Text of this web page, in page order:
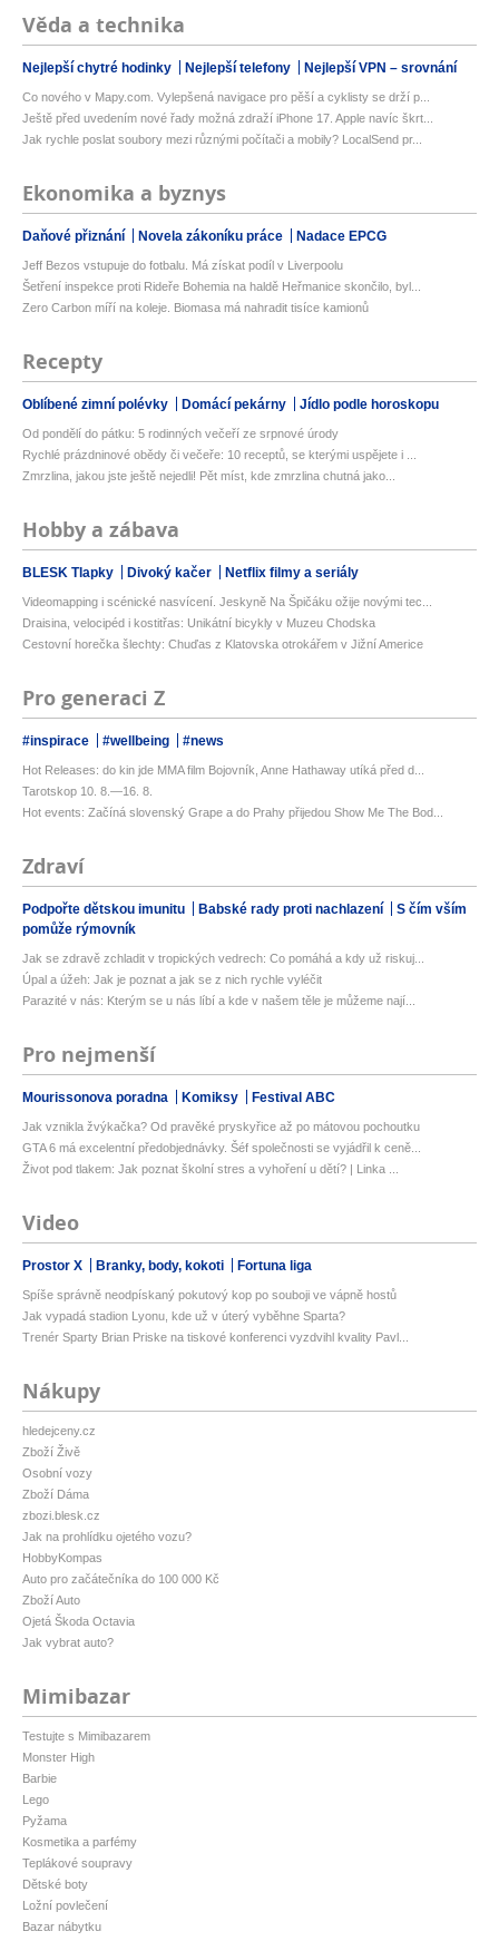
Věda a technika
Nejlepší chytré hodinky Nejlepší telefony Nejlepší VPN – srovnání
Co nového v Mapy.com. Vylepšená navigace pro pěší a cyklisty se drží p...
Ještě před uvedením nové řady možná zdraží iPhone 17. Apple navíc škrt...
Jak rychle poslat soubory mezi různými počítači a mobily? LocalSend pr...
Ekonomika a byznys
Daňové přiznání Novela zákoníku práce Nadace EPCG
Jeff Bezos vstupuje do fotbalu. Má získat podíl v Liverpoolu
Šetření inspekce proti Rideře Bohemia na haldě Heřmanice skončilo, byl...
Zero Carbon míří na koleje. Biomasa má nahradit tisíce kamionů
Recepty
Oblíbené zimní polévky Domácí pekárny Jídlo podle horoskopu
Od pondělí do pátku: 5 rodinných večeří ze srpnové úrody
Rychlé prázdninové obědy či večeře: 10 receptů, se kterými uspějete i ...
Zmrzlina, jakou jste ještě nejedli! Pět míst, kde zmrzlina chutná jako...
Hobby a zábava
BLESK Tlapky Divoký kačer Netflix filmy a seriály
Videomapping i scénické nasvícení. Jeskyně Na Špičáku ožije novými tec...
Draisina, velocipéd i kostitřas: Unikátní bicykly v Muzeu Chodska
Cestovní horečka šlechty: Chuďas z Klatovska otrokářem v Jižní Americe
Pro generaci Z
#inspirace #wellbeing #news
Hot Releases: do kin jde MMA film Bojovník, Anne Hathaway utíká před d...
Tarotskop 10. 8.—16. 8.
Hot events: Začíná slovenský Grape a do Prahy přijedou Show Me The Bod...
Zdraví
Podpořte dětskou imunitu Babské rady proti nachlazení
S čím vším
pomůže rýmovník
Jak se zdravě zchladit v tropických vedrech: Co pomáhá a kdy už riskuj...
Úpal a úžeh: Jak je poznat a jak se z nich rychle vyléčit
Parazité v nás: Kterým se u nás líbí a kde v našem těle je můžeme nají...
Pro nejmenší
Mourissonova poradna Komiksy Festival ABC
Jak vznikla žvýkačka? Od pravěké pryskyřice až po mátovou pochoutku
GTA 6 má excelentní předobjednávky. Šéf společnosti se vyjádřil k ceně...
Život pod tlakem: Jak poznat školní stres a vyhoření u dětí? | Linka ...
Video
Prostor X Branky, body, kokoti Fortuna liga
Spíše správně neodpískaný pokutový kop po souboji ve vápně hostů
Jak vypadá stadion Lyonu, kde už v úterý vyběhne Sparta?
Trenér Sparty Brian Priske na tiskové konferenci vyzdvihl kvality Pavl...
Nákupy
hledejceny.cz
Zboží Živě
Osobní vozy
Zboží Dáma
zbozi.blesk.cz
Jak na prohlídku ojetého vozu?
HobbyKompas
Auto pro začátečníka do 100 000 Kč
Zboží Auto
Ojetá Škoda Octavia
Jak vybrat auto?
Mimibazar
Testujte s Mimibazarem
Monster High
Barbie
Lego
Pyžama
Kosmetika a parfémy
Teplákové soupravy
Dětské boty
Ložní povlečení
Bazar nábytku